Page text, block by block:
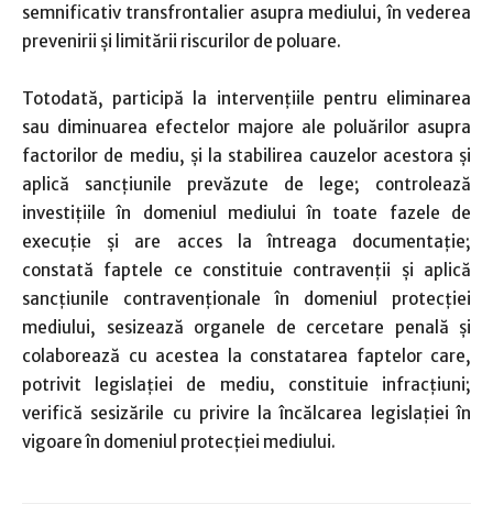
semnificativ transfrontalier asupra mediului, în vederea
prevenirii şi limitării riscurilor de poluare.
Totodată, participă la intervenţiile pentru eliminarea
sau diminuarea efectelor majore ale poluărilor asupra
factorilor de mediu, şi la stabilirea cauzelor acestora şi
aplică sancţiunile prevăzute de lege; controlează
investiţiile în domeniul mediului în toate fazele de
execuţie şi are acces la întreaga documentaţie;
constată faptele ce constituie contravenţii şi aplică
sancţiunile contravenţionale în domeniul protecţiei
mediului, sesizează organele de cercetare penală şi
colaborează cu acestea la constatarea faptelor care,
potrivit legislaţiei de mediu, constituie infracţiuni;
verifică sesizările cu privire la încălcarea legislaţiei în
vigoare în domeniul protecţiei mediului.